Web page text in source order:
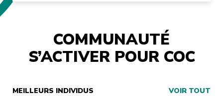
COMMUNAUTÉ
S’ACTIVER POUR COC
MEILLEURS INDIVIDUS VOIR TOUT